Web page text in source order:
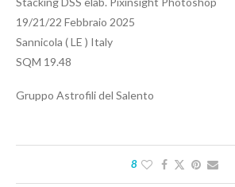
19/21/22 Febbraio 2025
Sannicola ( LE ) Italy
SQM 19.48
Gruppo Astrofili del Salento
8